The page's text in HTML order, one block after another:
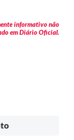
informativo não
em Diário Oficial.